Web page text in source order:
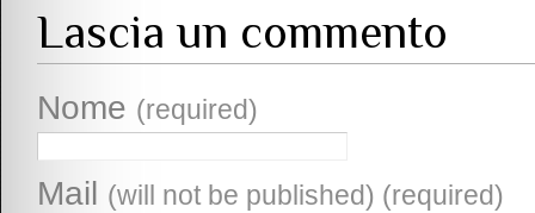
Lascia un commento
Nome (required)
Mail (will not be published) (required)